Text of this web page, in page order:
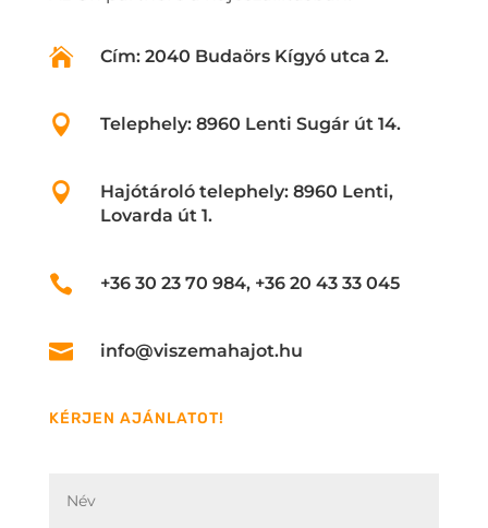
 Cím: 2040 Budaörs Kígyó utca 2.
 Telephely: 8960 Lenti Sugár út 14.

Hajótároló telephely: 8960 Lenti,
Lovarda út 1.
 +36 30 23 70 984, +36 20 43 33 045
 info@viszemahajot.hu
KÉRJEN AJÁNLATOT!